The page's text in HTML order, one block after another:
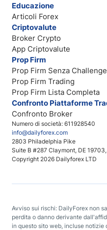
Numero di società: 611928540
info@dailyforex.com
2803 Philadelphia Pike
Suite B #287 Claymont, DE
Copyright 2026 Dailyforex LTD
Educazione
Articoli Forex
Criptovalute
Broker Crypto
App Criptovalute
Prop Firm
Prop Firm Senza Challenge
Prop Firm Trading
Prop Firm Lista Completa
Confronto Piattaforme
Confronto Broker
Avviso sui rischi: DailyForex non
perdita o danno derivante
in questo sito web, incluse notizie